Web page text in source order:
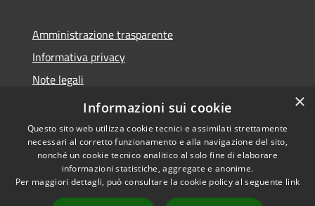
Amministrazione trasparente
Informativa privacy
Note legali
Dichiarazione di accessibilità
Accessibilità
Copyright © 2026 • Comune di
Maniace • Powered by
×
Informazioni sui cookie
Questo sito web utilizza cookie tecnici e assimilati strettamente
necessari al corretto funzionamento e alla navigazione del sito,
nonché un cookie tecnico analitico al solo fine di elaborare
informazioni statistiche, aggregate e anonime.
Per maggiori dettagli, può consultare la cookie policy al seguente link